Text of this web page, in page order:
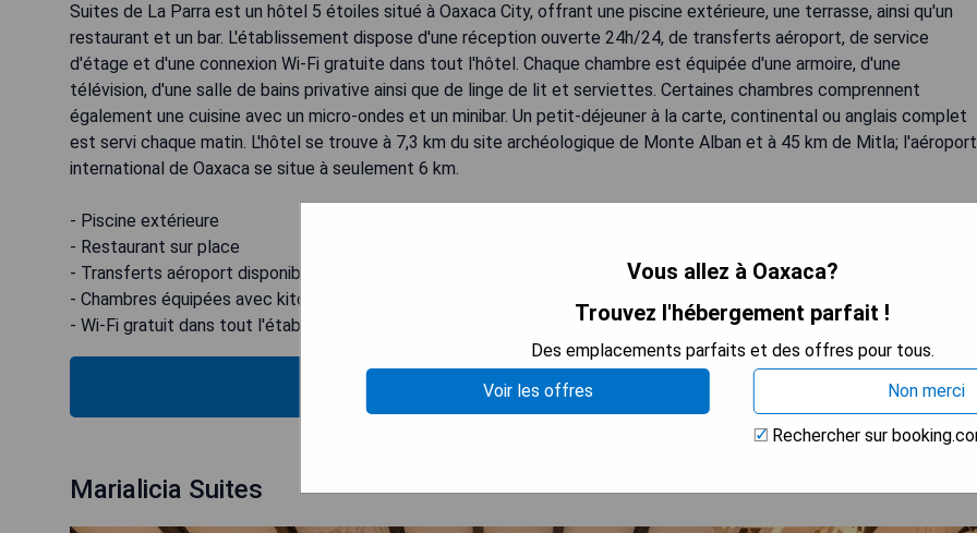
Suites de La Parra est un hôtel 5 étoiles situé à Oaxaca City, offrant une piscine extérieure, une terrasse, ainsi qu'un
restaurant et un bar. L'établissement dispose d'une réception ouverte 24h/24, de transferts aéroport, de service
d'étage et d'une connexion Wi-Fi gratuite dans tout l'hôtel. Chaque chambre est équipée d'une armoire, d'une
télévision, d'une salle de bains privative ainsi que de linge de lit et serviettes. Certaines chambres comprennent
également une cuisine avec un micro-ondes et un minibar. Un petit-déjeuner à la carte, continental ou anglais complet
est servi chaque matin. L'hôtel se trouve à 7,3 km du site archéologique de Monte Alban et à 45 km de Mitla; l'aéroport
international de Oaxaca se situe à seulement 6 km.
- Piscine extérieure
- Restaurant sur place
- Transferts aéroport disponibles
- Chambres équipées avec kitchenette
- Wi-Fi gratuit dans tout l'établissement
VÉRIFIEZ LA DISPONIBILITÉ
Marialicia Suites
Vous allez à Oaxaca?
Trouvez l'hébergement parfait !
Des emplacements parfaits et des offres pour tous.
Voir les offres
Non merci
Rechercher sur